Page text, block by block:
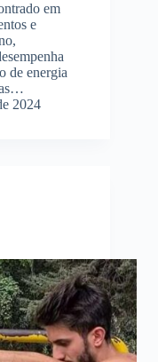
em
e
de energia
2024